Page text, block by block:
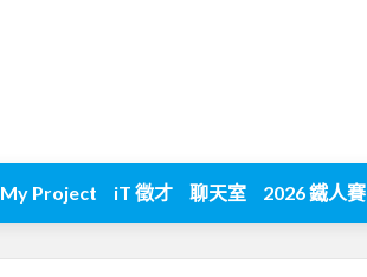
My Project iT 徵才 聊天室 2026 鐵人賽